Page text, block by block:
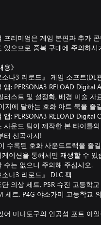
리미엄은 게임 본편과 추가
있으므로 중복 구매에 주의하시
용》
소나3 리로드』 게임 소프트(DL
앱: PERSONA3 RELOAD Digital
러스트 및 설정화, 배경 미술 자
지에 달하는 호화 아트 북을 즐
앱: PERSONA3 RELOAD Digital
사운드 팀이 제작한 본 타이틀
터 신곡까지!
수록된 호화 사운드트랙을 즐
이션을 통해서만 재생할 수
수는 없으니 주의해 주십시오.
소나3 리로드』 DLC 팩
단 의상 세트, P5R 슈진 고등학
세트, P4G 야소가미 고등학교
어 미나토구의 인공섬 포트 아